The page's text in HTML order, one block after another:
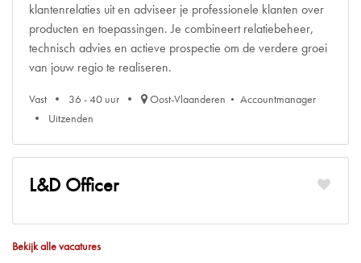
klantenrelaties uit en adviseer je professionele klanten over
producten en toepassingen. Je combineert relatiebeheer,
technisch advies en actieve prospectie om de verdere groei
van jouw regio te realiseren.
Vast 36 - 40 uur Oost-Vlaanderen
Accountmanager
Uitzenden
L&D Officer
Bekijk alle vacatures